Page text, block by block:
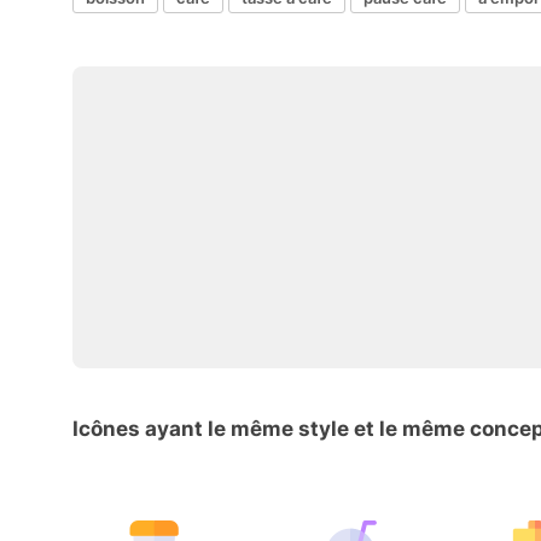
Icônes ayant le même style et le même